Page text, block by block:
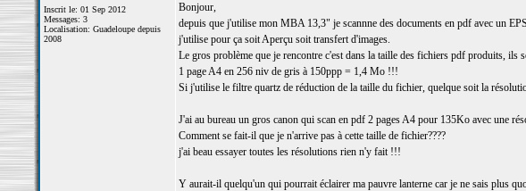
Inscrit le: 01 Sep 2012
Messages: 3
Localisation: Guadeloupe depuis
2008
Bonjour,
depuis que j'utilise mon MBA 13,3" je scannne des documents en pdf avec un
j'utilise pour ça soit Aperçu soit transfert d'images.
Le gros problème que je rencontre c'est dans la taille des fichiers pdf produits, ils
1 page A4 en 256 niv de gris à 150ppp = 1,4 Mo !!!
Si j'utilise le filtre quartz de réduction de la taille du fichier, quelque soit la
J'ai au bureau un gros canon qui scan en pdf 2 pages A4 pour 135Ko avec une
Comment se fait-il que je n'arrive pas à cette taille de fichier????
j'ai beau essayer toutes les résolutions rien n'y fait !!!
Y aurait-il quelqu'un qui pourrait éclairer ma pauvre lanterne car je ne sais plus